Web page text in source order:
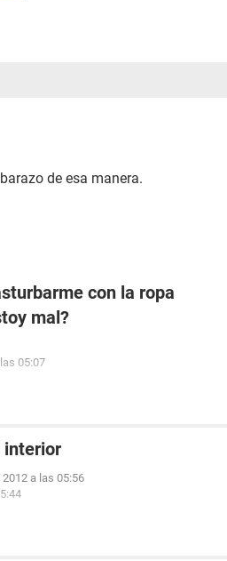
de esa manera.
con la ropa
mal?
05:07
interior
a las 05:56